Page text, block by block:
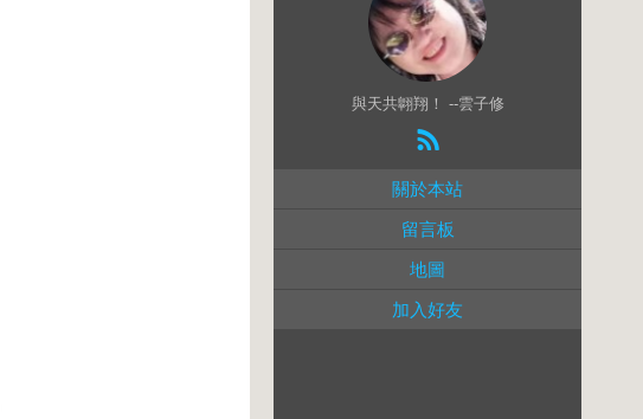
與天共翺翔！ --雲子修
關於本站
留言板
地圖
加入好友